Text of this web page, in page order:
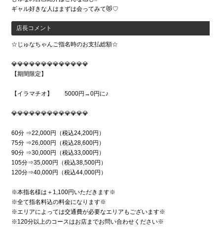
ギャル好きな人はまずは会ってみて😻♡
店長コメント
☆じゅなちゃんご指名時のお支払総額☆
💎💎💎💎💎💎💎💎💎💎💎💎💎
【期間限定】
【イラマチオ】 5000円→0円に♪
💎💎💎💎💎💎💎💎💎💎💎💎💎
60分 ⇒22,000円（税込24,200円）
75分 ⇒26,000円（税込28,600円）
90分 ⇒30,000円（税込33,000円）
105分⇒35,000円（税込38,500円）
120分⇒40,000円（税込44,000円）
※本指名様は＋1,100円いただきます※
※全て指名料込の料金になります※
※エリアによっては交通費が必要なエリアもございます※
※120分以上のコースはお店までお問い合わせください※